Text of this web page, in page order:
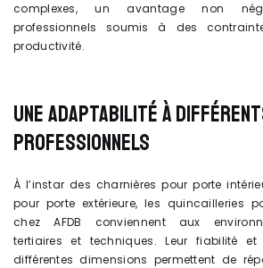
complexes, un avantage non
professionnels soumis à des
productivité.
UNE ADAPTABILITÉ À
PROFESSIONNELS
À l’instar des charnières pour porte
pour porte extérieure, les quincailleries
chez AFDB conviennent aux
tertiaires et techniques. Leur fiabilité
différentes dimensions permettent de